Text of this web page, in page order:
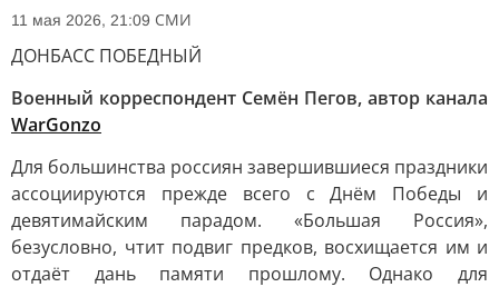
11 мая 2026, 21:09 СМИ
ДОНБАСС ПОБЕДНЫЙ
Военный корреспондент Семён Пегов, автор канала
WarGonzo
Для большинства россиян завершившиеся праздники
ассоциируются прежде всего с Днём Победы и
девятимайским парадом. «Большая Россия»,
безусловно, чтит подвиг предков, восхищается им и
отдаёт дань памяти прошлому. Однако для